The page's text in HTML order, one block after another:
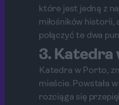
które jest jedną z
miłośników historii,
połączyć te dwa
3. Katedra
Katedra w Porto,
mieście. Powstała
rozciąga się